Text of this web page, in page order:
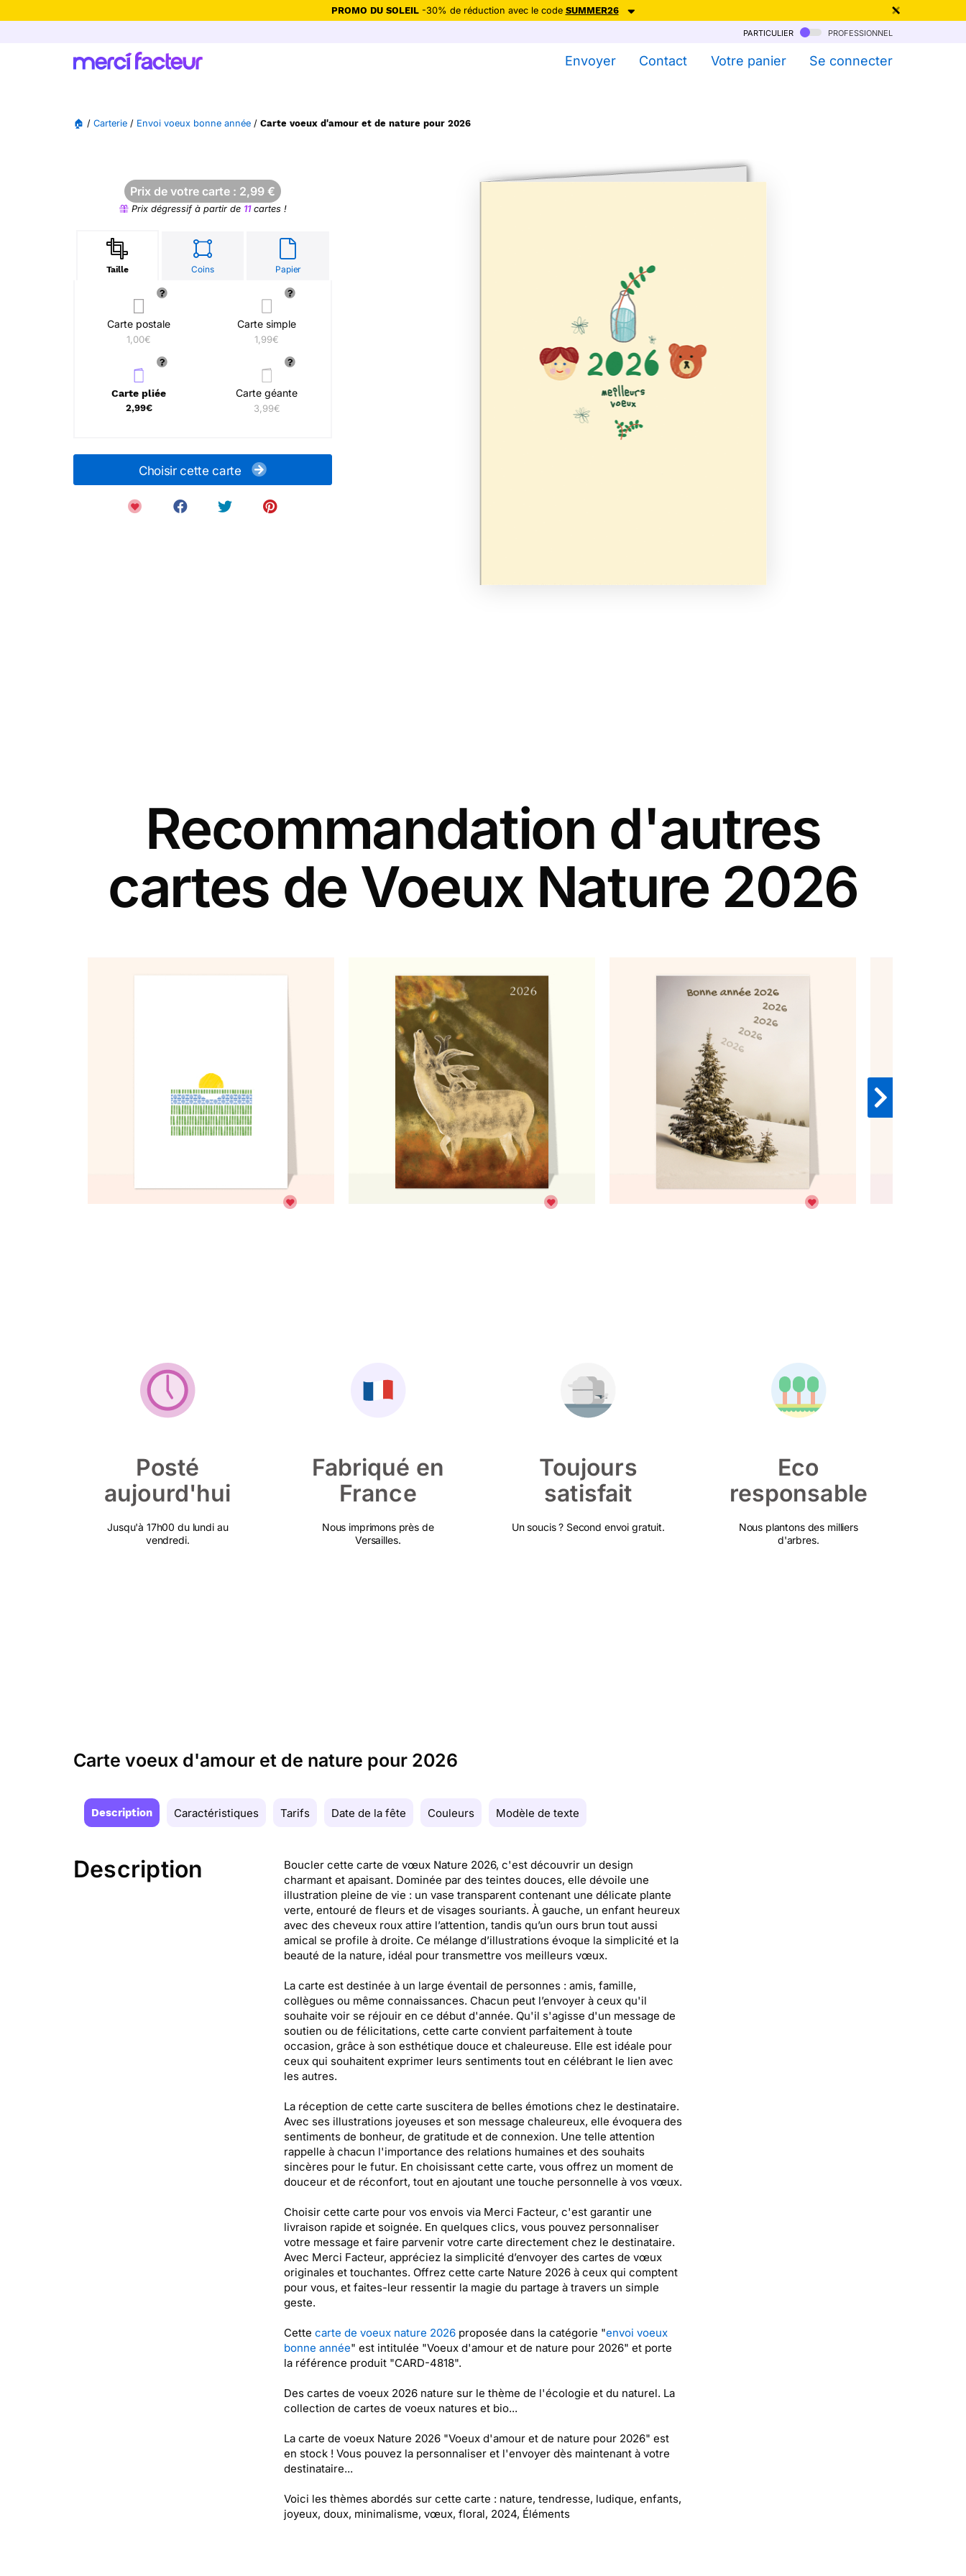
PROMO DU SOLEIL-30% de réduction avec le code SUMMER26
Ne plus afficher
particulier professionnel
Envoyer Contact Votre panier Se connecter
🏠 / Carterie / Envoi voeux bonne année / Carte voeux d'amour et de nature pour 2026
Prix de votre carte : 2,99 €
Prix dégressif à partir de 11cartes !
Taille Coins Papier
Carte postale
1,00€
Carte simple
1,99€
Carte pliée
2,99€
Carte géante
3,99€
Choisir cette carte
Recommandation d'autres
cartes de Voeux Nature 2026
Posté
aujourd'hui
Jusqu'à 17h00 du lundi au
vendredi.
Fabriqué en
France
Nous imprimons près de
Versailles.
Toujours
satisfait
Un soucis ? Second envoi gratuit.
Eco
responsable
Nous plantons des milliers
d'arbres.
Carte voeux d'amour et de nature pour 2026
Description Caractéristiques Tarifs Date de la fête Couleurs Modèle de texte
Description
Boucler cette carte de vœux Nature 2026, c'est découvrir un design
charmant et apaisant. Dominée par des teintes douces, elle dévoile une
illustration pleine de vie : un vase transparent contenant une délicate plante
verte, entouré de fleurs et de visages souriants. À gauche, un enfant heureux
avec des cheveux roux attire l’attention, tandis qu’un ours brun tout aussi
amical se profile à droite. Ce mélange d’illustrations évoque la simplicité et la
beauté de la nature, idéal pour transmettre vos meilleurs vœux.
La carte est destinée à un large éventail de personnes : amis, famille,
collègues ou même connaissances. Chacun peut l’envoyer à ceux qu'il
souhaite voir se réjouir en ce début d'année. Qu'il s'agisse d'un message de
soutien ou de félicitations, cette carte convient parfaitement à toute
occasion, grâce à son esthétique douce et chaleureuse. Elle est idéale pour
ceux qui souhaitent exprimer leurs sentiments tout en célébrant le lien avec
les autres.
La réception de cette carte suscitera de belles émotions chez le destinataire.
Avec ses illustrations joyeuses et son message chaleureux, elle évoquera des
sentiments de bonheur, de gratitude et de connexion. Une telle attention
rappelle à chacun l'importance des relations humaines et des souhaits
sincères pour le futur. En choisissant cette carte, vous offrez un moment de
douceur et de réconfort, tout en ajoutant une touche personnelle à vos vœux.
Choisir cette carte pour vos envois via Merci Facteur, c'est garantir une
livraison rapide et soignée. En quelques clics, vous pouvez personnaliser
votre message et faire parvenir votre carte directement chez le destinataire.
Avec Merci Facteur, appréciez la simplicité d’envoyer des cartes de vœux
originales et touchantes. Offrez cette carte Nature 2026 à ceux qui comptent
pour vous, et faites-leur ressentir la magie du partage à travers un simple
geste.
Cette carte de voeux nature 2026proposée dans la catégorie "envoi voeux
bonne année" est intitulée "Voeux d'amour et de nature pour 2026" et porte
la référence produit "CARD-4818".
Des cartes de voeux 2026 nature sur le thème de l'écologie et du naturel. La
collection de cartes de voeux natures et bio...
La carte de voeux Nature 2026 "Voeux d'amour et de nature pour 2026" est
en stock ! Vous pouvez la personnaliser et l'envoyer dès maintenant à votre
destinataire...
Voici les thèmes abordés sur cette carte : nature, tendresse, ludique, enfants,
joyeux, doux, minimalisme, vœux, floral, 2024, Éléments